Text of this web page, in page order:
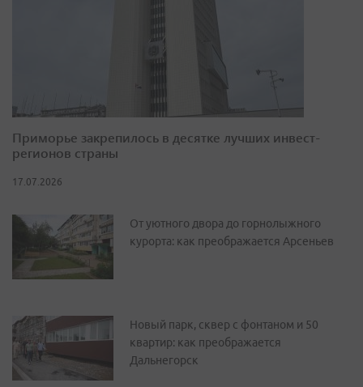
Приморье закрепилось в десятке лучших инвест-
регионов страны
17.07.2026
От уютного двора до горнолыжного
курорта: как преображается Арсеньев
Новый парк, сквер с фонтаном и 50
квартир: как преображается
Дальнегорск